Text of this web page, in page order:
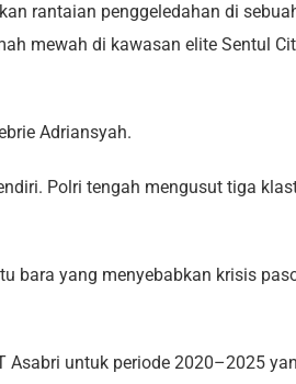
rantaian penggeledahan di
mewah di kawasan elite Sentul
Adriansyah.
Polri tengah mengusut tiga
bara yang menyebabkan krisis
Asabri untuk periode 2020–2025